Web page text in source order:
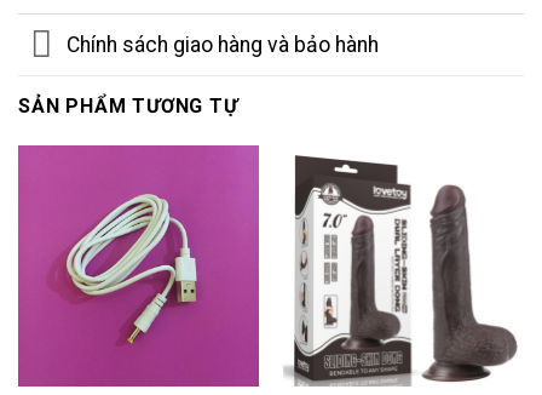
Chính sách giao hàng và bảo hành
SẢN PHẨM TƯƠNG TỰ